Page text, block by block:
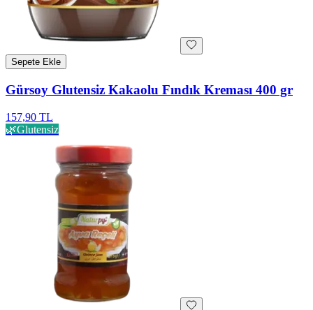
Sepete Ekle
Gürsoy Glutensiz Kakaolu Fındık Kreması 400 gr
157,90 TL
🌿Glutensiz